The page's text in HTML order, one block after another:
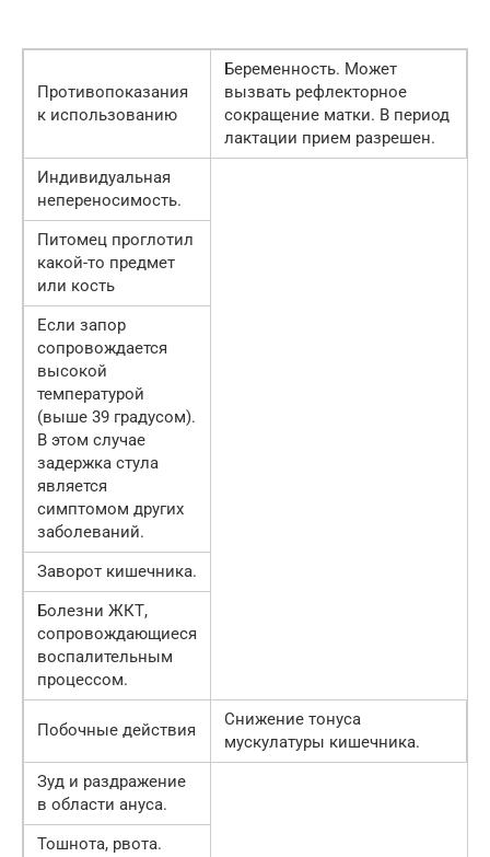
Противопоказания
к использованию
Беременность. Может
вызвать рефлекторное
сокращение матки. В период
лактации прием разрешен.
Индивидуальная
непереносимость.
Питомец проглотил
какой-то предмет
или кость
Если запор
сопровождается
высокой
температурой
(выше 39 градусом).
В этом случае
задержка стула
является
симптомом других
заболеваний.
Заворот кишечника.
Болезни ЖКТ,
сопровождающиеся
воспалительным
процессом.
Побочные действия
Снижение тонуса
мускулатуры кишечника.
Зуд и раздражение
в области ануса.
Тошнота, рвота.